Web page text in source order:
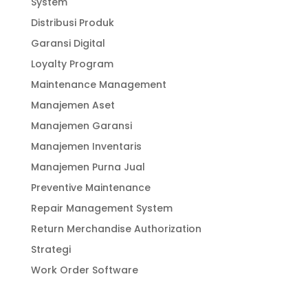
Distribusi Produk
Garansi Digital
Loyalty Program
Maintenance Management
Manajemen Aset
Manajemen Garansi
Manajemen Inventaris
Manajemen Purna Jual
Preventive Maintenance
Repair Management System
Return Merchandise Authorization
Strategi
Work Order Software